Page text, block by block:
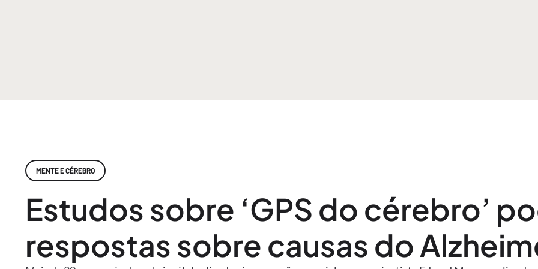
MENTE E CÉREBRO
Estudos sobre ‘GPS do cérebro’
respostas sobre causas do